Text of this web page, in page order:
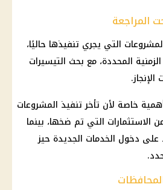
المراجعة
التي يجري تنفيذها حاليًا،
المحددة، مع بحث التيسيرات
خاصة لأن تأخر تنفيذ المشروعات
الاستثمارات التي تم ضخها، بينما
على دخول الخدمات الجديدة حيز